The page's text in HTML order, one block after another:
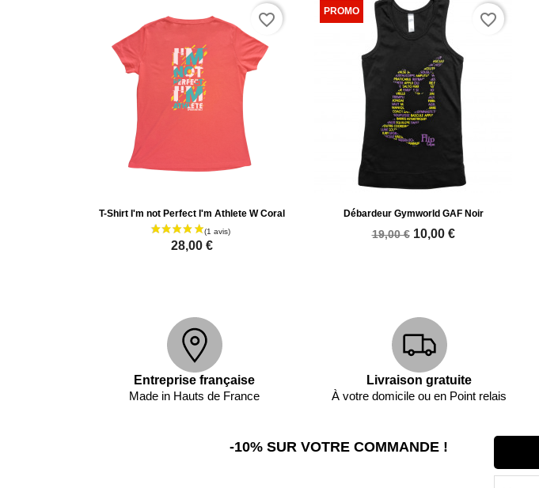
T-Shirt I'm not Perfect I'm Athlete W Coral
28,00 €
favorite_border
Débardeur Gymworld GAF Noir
19,00 € 10,00 €
favorite_border
Entreprise française
Made in Hauts de France
Livraison gratuite
À votre domicile ou en Point relais
-10% SUR VOTRE COMMANDE !